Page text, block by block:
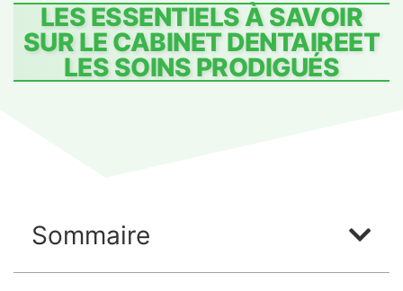
LES ESSENTIELS À SAVOIR
SUR LE CABINET DENTAIREET
LES SOINS PRODIGUÉS
Sommaire